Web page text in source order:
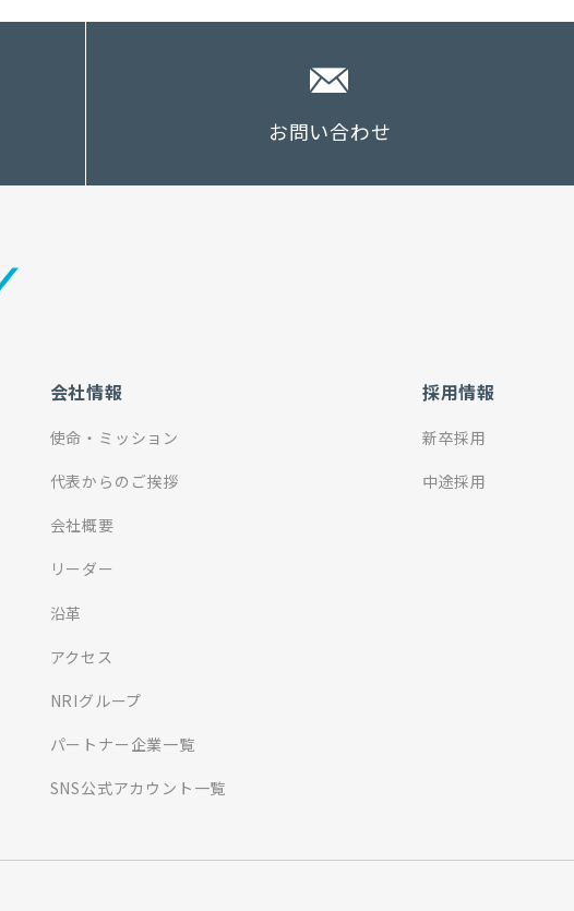
お問い合わせ
会社情報
使命・ミッション
代表からのご挨拶
会社概要
リーダー
沿革
アクセス
NRIグループ
パートナー企業一覧
SNS公式アカウント一覧
採用情報
新卒採用
中途採用